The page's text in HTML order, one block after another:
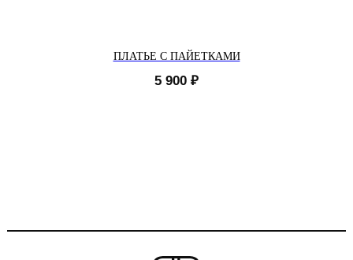
ПЛАТЬЕ С ПАЙЕТКАМИ
5 900 ₽